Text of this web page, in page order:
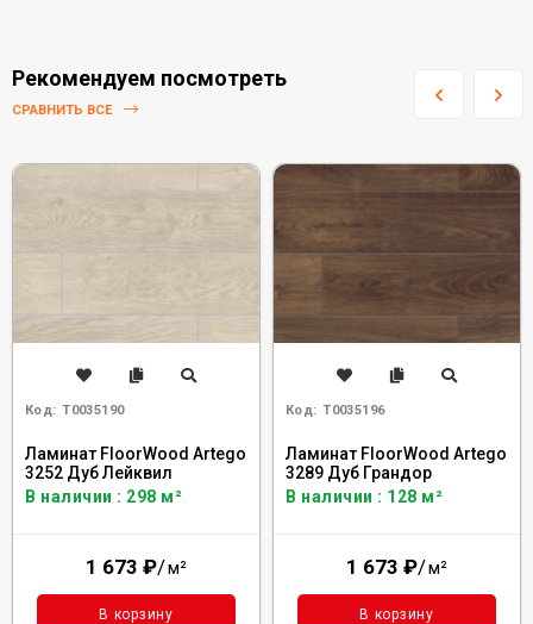
Рекомендуем посмотреть
СРАВНИТЬ ВСЕ
Код: Т0035190
Ламинат FloorWood Artego
3252 Дуб Лейквил
В наличии : 298 м²
1 673 ₽/м²
В корзину
Код: Т0035196
Ламинат FloorWood Artego
3289 Дуб Грандор
В наличии : 128 м²
1 673 ₽/м²
В корзину